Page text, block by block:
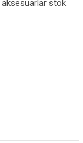
aksesuarlar stok